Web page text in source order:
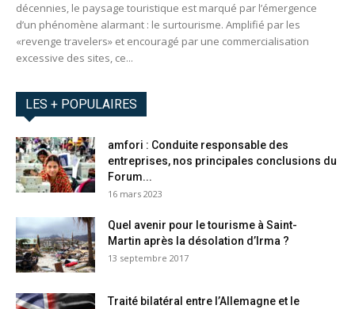
décennies, le paysage touristique est marqué par l’émergence
d’un phénomène alarmant : le surtourisme. Amplifié par les
«revenge travelers» et encouragé par une commercialisation
excessive des sites, ce...
LES + POPULAIRES
amfori : Conduite responsable des
entreprises, nos principales conclusions du
Forum...
16 mars 2023
Quel avenir pour le tourisme à Saint-
Martin après la désolation d’Irma ?
13 septembre 2017
Traité bilatéral entre l’Allemagne et le